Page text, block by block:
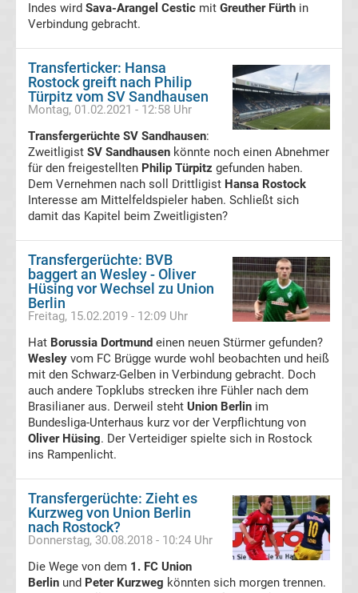
1860
München
Transfergerüchte
VfB
Oldenburg
Transfergerüchte
Stuttgart
VfL
Bochum
Transfergerüchte
Wolfsburg
Transfergerüchte
Indes wird Sava-Arangel Cestic mit Greuther Fürth in
Verbindung gebracht.
Transferticker: Hansa
Rostock greift nach Philip
Türpitz vom SV Sandhausen
Montag, 01.02.2021 - 12:58 Uhr
Transfergerüchte SV Sandhausen:
Zweitligist SV Sandhausen könnte noch einen Abnehmer
für den freigestellten Philip Türpitz gefunden haben.
Dem Vernehmen nach soll Drittligist Hansa Rostock
Interesse am Mittelfeldspieler haben. Schließt sich
damit das Kapitel beim Zweitligisten?
Transfergerüchte: BVB
baggert an Wesley - Oliver
Hüsing vor Wechsel zu Union
Berlin
Freitag, 15.02.2019 - 12:09 Uhr
Hat Borussia Dortmund einen neuen Stürmer gefunden?
Wesley vom FC Brügge wurde wohl beobachten und heiß
mit den Schwarz-Gelben in Verbindung gebracht. Doch
auch andere Topklubs strecken ihre Fühler nach dem
Brasilianer aus. Derweil steht Union Berlin im
Bundesliga-Unterhaus kurz vor der Verpflichtung von
Oliver Hüsing. Der Verteidiger spielte sich in Rostock
ins Rampenlicht.
Transfergerüchte: Zieht es
Kurzweg von Union Berlin
nach Rostock?
Donnerstag, 30.08.2018 - 10:24 Uhr
Die Wege von dem 1. FC Union
Berlin und Peter Kurzweg könnten sich morgen trennen.